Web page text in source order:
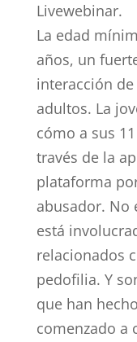
Livewebinar.
La edad
años, un
interacción
adultos. La
cómo a sus
través de la
plataforma
abusador. No
está
relacionados
pedofilia. Y
que han
comenzado a